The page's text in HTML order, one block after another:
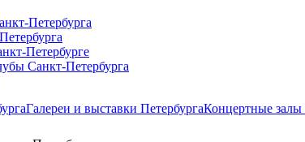
Петербурга
Петербурге
Санкт-Петербурга
Галереи и выставки ПетербургаКонцертные залы